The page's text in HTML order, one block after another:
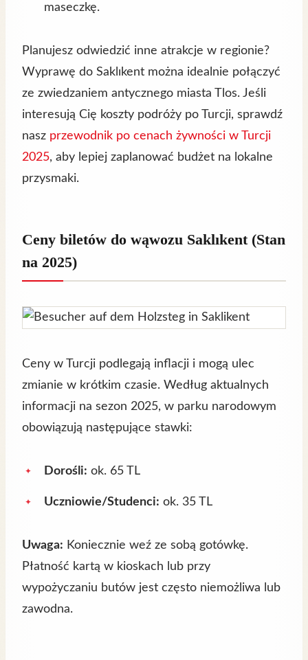
maseczkę.
Planujesz odwiedzić inne atrakcje w regionie?
Wyprawę do Saklıkent można idealnie połączyć
ze zwiedzaniem antycznego miasta Tlos. Jeśli
interesują Cię koszty podróży po Turcji, sprawdź
nasz przewodnik po cenach żywności w Turcji
2025, aby lepiej zaplanować budżet na lokalne
przysmaki.
Ceny biletów do wąwozu Saklıkent (Stan
na 2025)
Ceny w Turcji podlegają inflacji i mogą ulec
zmianie w krótkim czasie. Według aktualnych
informacji na sezon 2025, w parku narodowym
obowiązują następujące stawki:
Dorośli: ok. 65 TL
Uczniowie/Studenci: ok. 35 TL
Uwaga: Koniecznie weź ze sobą gotówkę.
Płatność kartą w kioskach lub przy
wypożyczaniu butów jest często niemożliwa lub
zawodna.